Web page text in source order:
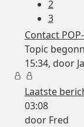
2
3
Contact
Topic
15:34, door
Laatste
03:08
door Fred